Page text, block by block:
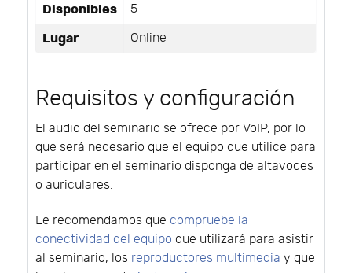
Disponibles 5
Lugar Online
Requisitos y configuración
El audio del seminario se ofrece por VoIP, por lo
que será necesario que el equipo que utilice para
participar en el seminario disponga de altavoces
o auriculares.
Le recomendamos que compruebe la
conectividad del equipo que utilizará para asistir
al seminario, los reproductores multimedia y que